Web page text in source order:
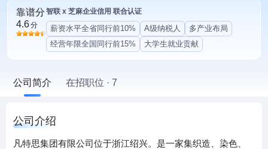
靠谱分
4.6分
智联 x 芝麻企业信用 联合认证
薪资水平全省同行前10% A级纳税人
多产业布局
经营年限全国同行前15%
大学生就业贡献
公司简介 在招职位 · 7
公司介绍
凡特思集团有限公司位于浙江绍兴。是一家集织造、染色、